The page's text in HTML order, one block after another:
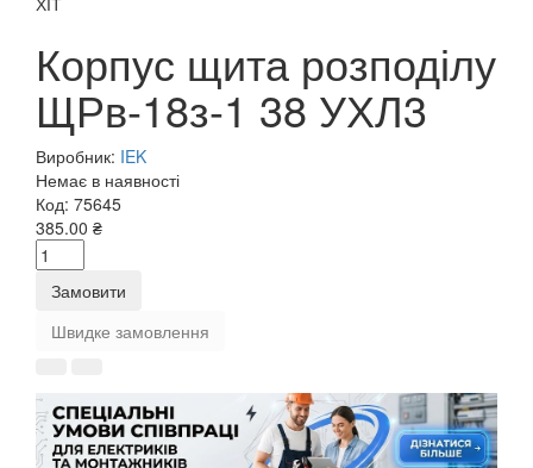
Корпус щита розподілу
ЩРв-18з-1 38 УХЛ3
Виробник: IEK
Немає в наявності
Код: 75645
385.00 ₴
Замовити
Швидке замовлення